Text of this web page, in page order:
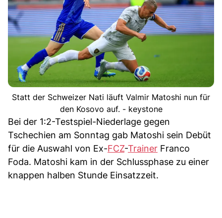
Statt der Schweizer Nati läuft Valmir Matoshi nun für
den Kosovo auf. - keystone
Bei der 1:2-Testspiel-Niederlage gegen
Tschechien am Sonntag gab Matoshi sein Debüt
für die Auswahl von Ex-FCZ-Trainer Franco
Foda. Matoshi kam in der Schlussphase zu einer
knappen halben Stunde Einsatzzeit.